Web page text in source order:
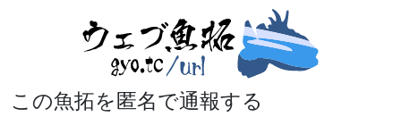
この魚拓を匿名で通報する